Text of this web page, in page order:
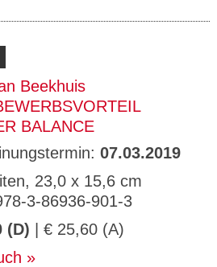
Beekhuis
BALANCE
07.03.2019
23,0 x 15,6 cm
3-86936-901-3
(D) | € 25,60 (A)